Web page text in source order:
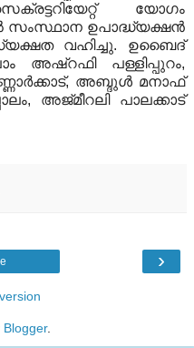
യോഗം
സംസ്ഥാന ഉപാദ്ധ്യക്ഷന്‍
വഹിച്ചു. ഉബൈദ്
അഷ്‌റഫി പള്ളിപ്പുറം,
അബ്ദുള്‍ മനാഫ്
അജ്മീറലി പാലക്കാട്
›
Blogger.